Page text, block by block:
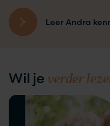
Leer Andra
Wil je verder